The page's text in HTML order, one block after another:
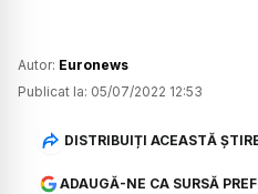
Autor: Euronews
Publicat la: 05/07/2022 12:53
DISTRIBUIȚI ACEASTĂ
ADAUGĂ-NE CA SURSĂ